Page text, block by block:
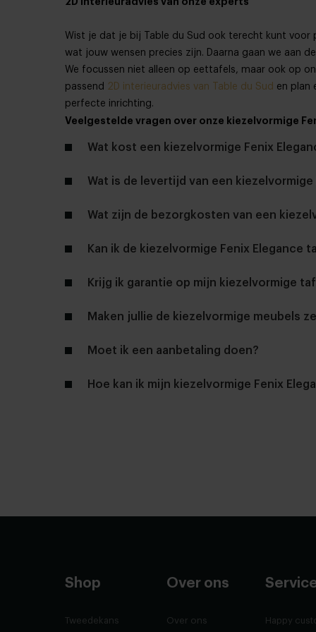
Wist je dat je bij Table du Sud ook terecht kunt voor
wat jouw wensen precies zijn. Daarna gaan we aan
We focussen niet alleen op eettafels, maar ook op
passend 2D interieuradvies van Table du Sud en plan
perfecte inrichting.
Veelgestelde vragen over onze kiezelvormige
Wat kost een kiezelvormige Fenix
Wat is de levertijd van een
Wat zijn de bezorgkosten van een
Kan ik de kiezelvormige Fenix Elegance
Krijg ik garantie op mijn kiezelvormige
Maken jullie de kiezelvormige meubels
Moet ik een aanbetaling doen?
Hoe kan ik mijn kiezelvormige Fenix
Shop
Tweedekans
Over ons
Over ons Happy